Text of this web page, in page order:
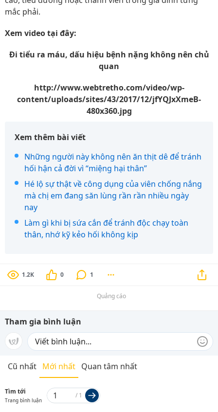
mắc phải.
Xem video tại đây:
Đi tiểu ra máu, dấu hiệu bệnh nặng không nên chủ
quan
http://www.webtretho.com/video/wp-
content/uploads/sites/43/2017/12/jfYQJxXmeB-
480x360.jpg
Xem thêm bài viết
Những người này không nên ăn thịt dê để tránh
hối hận cả đời vì “miệng hại thân”
Hé lộ sự thật về công dụng của viên chống nắng
mà chị em đang săn lùng rần rần nhiều ngày
nay
Làm gì khi bị sứa cắn để tránh độc chạy toàn
thân, nhớ kỹ kẻo hối không kịp
1.2K 0 1
Quảng cáo
Tham gia bình luận
Cũ nhất Mới nhất Quan tâm nhất
Tìm tới
Trang bình luận
/ 1